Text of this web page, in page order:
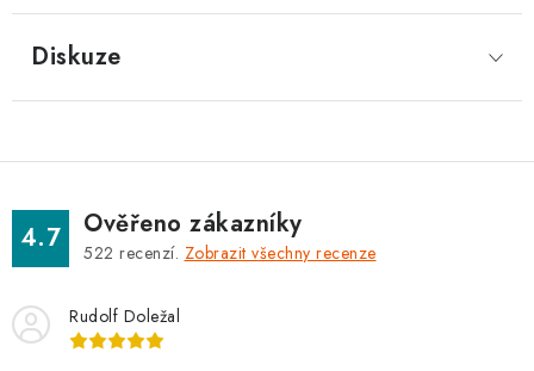
Diskuze
4.7 Ověřeno zákazníky
522 recenzí. Zobrazit všechny recenze
Rudolf Doležal